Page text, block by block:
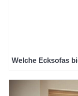
Welche Ecksofas